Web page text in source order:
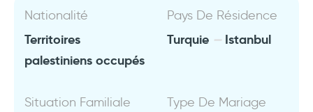
Nationalité
Territoires
palestiniens occupés
Pays De Résidence
Turquie Istanbul
Situation Familiale Type De Mariage